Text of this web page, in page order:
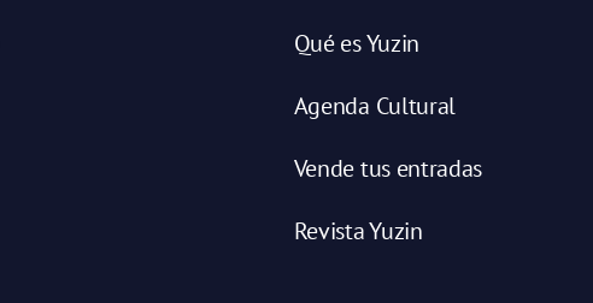
Qué es Yuzin
Agenda Cultural
Vende tus entradas
Revista Yuzin